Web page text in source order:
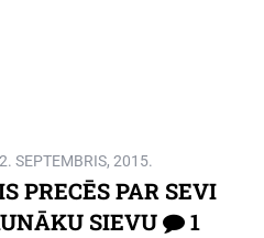
2. SEPTEMBRIS, 2015.
PRECĒS PAR SEVI
SIEVU
1